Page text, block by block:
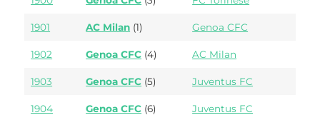
1901 AC Milan (1) Genoa CFC
1902 Genoa CFC (4) AC Milan
1903 Genoa CFC (5) Juventus FC
1904 Genoa CFC (6) Juventus FC